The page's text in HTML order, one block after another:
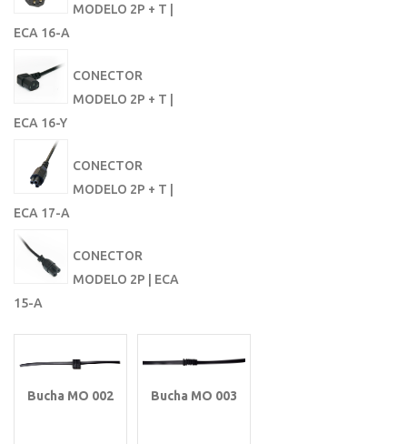
MODELO 2P + T |
ECA 16-A
CONECTOR
MODELO 2P + T |
ECA 16-Y
CONECTOR
MODELO 2P + T |
ECA 17-A
CONECTOR
MODELO 2P | ECA
15-A
Bucha MO 002 Bucha MO 003